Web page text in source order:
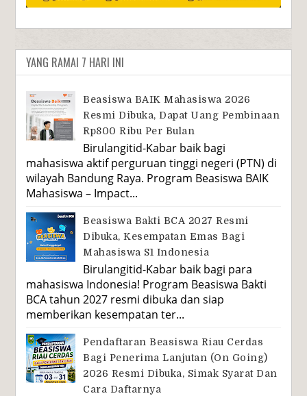
YANG RAMAI 7 HARI INI
Beasiswa BAIK Mahasiswa 2026
Resmi Dibuka, Dapat Uang Pembinaan
Rp800 Ribu Per Bulan
Birulangitid-Kabar baik bagi
mahasiswa aktif perguruan tinggi negeri (PTN) di
wilayah Bandung Raya. Program Beasiswa BAIK
Mahasiswa – Impact...
Beasiswa Bakti BCA 2027 Resmi
Dibuka, Kesempatan Emas Bagi
Mahasiswa S1 Indonesia
Birulangitid-Kabar baik bagi para
mahasiswa Indonesia! Program Beasiswa Bakti
BCA tahun 2027 resmi dibuka dan siap
memberikan kesempatan ter...
Pendaftaran Beasiswa Riau Cerdas
Bagi Penerima Lanjutan (On Going)
2026 Resmi Dibuka, Simak Syarat Dan
Cara Daftarnya